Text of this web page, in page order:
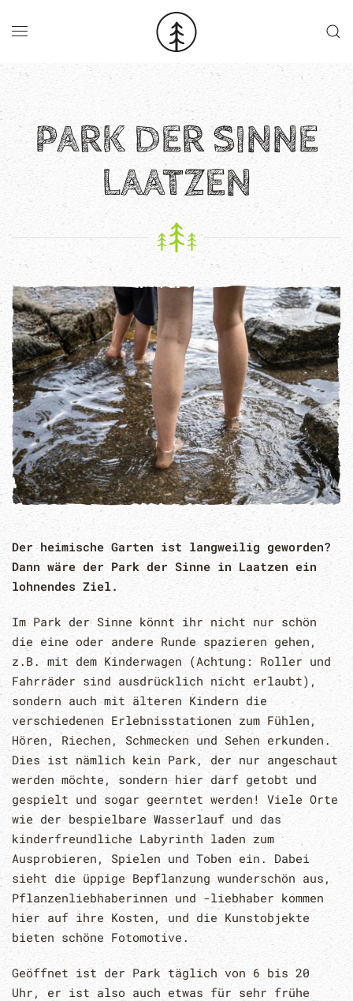
Skip to main content
PARK DER SINNE
LAATZEN
Der heimische Garten ist langweilig geworden?
Dann wäre der Park der Sinne in Laatzen ein
lohnendes Ziel.
Im Park der Sinne könnt ihr nicht nur schön
die eine oder andere Runde spazieren gehen,
z.B. mit dem Kinderwagen (Achtung: Roller und
Fahrräder sind ausdrücklich nicht erlaubt),
sondern auch mit älteren Kindern die
verschiedenen Erlebnisstationen zum Fühlen,
Hören, Riechen, Schmecken und Sehen erkunden.
Dies ist nämlich kein Park, der nur angeschaut
werden möchte, sondern hier darf getobt und
gespielt und sogar geerntet werden! Viele Orte
wie der bespielbare Wasserlauf und das
kinderfreundliche Labyrinth laden zum
Ausprobieren, Spielen und Toben ein. Dabei
sieht die üppige Bepflanzung wunderschön aus,
Pflanzenliebhaberinnen und -liebhaber kommen
hier auf ihre Kosten, und die Kunstobjekte
bieten schöne Fotomotive.
Geöffnet ist der Park täglich von 6 bis 20
Uhr, er ist also auch etwas für sehr frühe